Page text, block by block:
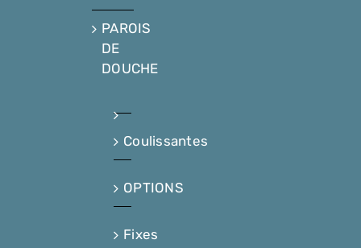
PAROIS
DE
DOUCHE
Coulissantes
OPTIONS
Fixes